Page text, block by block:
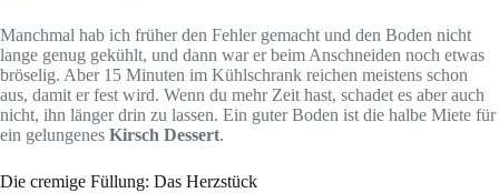
Manchmal hab ich früher den Fehler gemacht und den Boden nicht
lange genug gekühlt, und dann war er beim Anschneiden noch etwas
bröselig. Aber 15 Minuten im Kühlschrank reichen meistens schon
aus, damit er fest wird. Wenn du mehr Zeit hast, schadet es aber auch
nicht, ihn länger drin zu lassen. Ein guter Boden ist die halbe Miete für
ein gelungenes Kirsch Dessert.
Die cremige Füllung: Das Herzstück